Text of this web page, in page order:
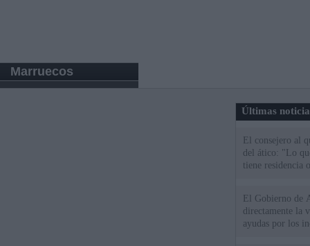
Marruecos
Últimas
El consejero al
del ático: "Lo
tiene residencia
El Gobierno de
directamente la
ayudas por los